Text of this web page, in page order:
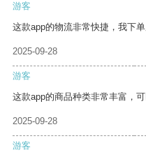
游客
这款app的物流非常快捷，我下单
2025-09-28
游客
这款app的商品种类非常丰富，
2025-09-28
游客